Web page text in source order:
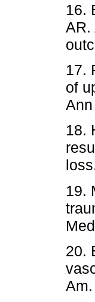
16.
AR.
17.
of
18.
19.
20.